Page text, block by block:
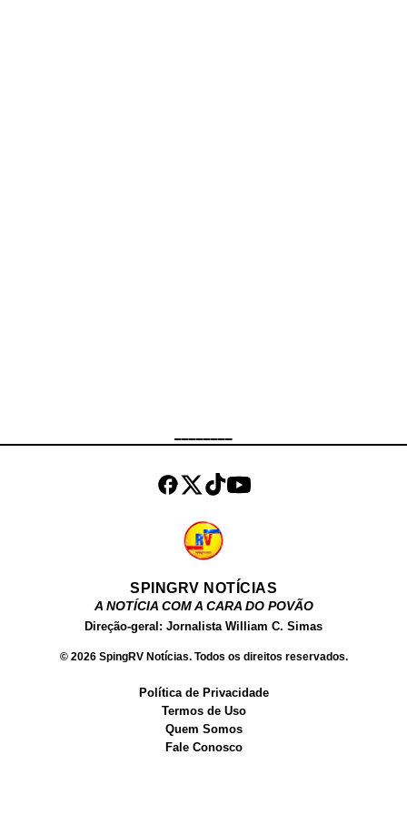
com a corporação, os suspeitos
efetuaram disparos contra a equipe
e fugiram, dando início a uma
SPINGRV NOTÍCIAS
A NOTÍCIA COM A CARA DO POVÃO
Direção-geral: Jornalista William C. Simas
© 2026 SpingRV Notícias. Todos os direitos reservados.
Política de Privacidade
Termos de Uso
Quem Somos
Fale Conosco